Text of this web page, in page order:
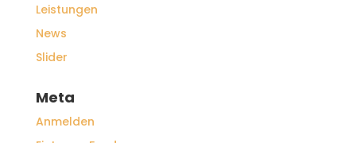
Leistungen
News
Slider
Meta
Anmelden